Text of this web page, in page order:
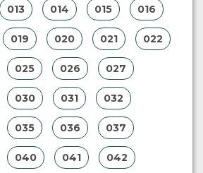
013 014 015 016
019 020 021 022
025 026 027
030 031 032
035 036 037
040 041 042